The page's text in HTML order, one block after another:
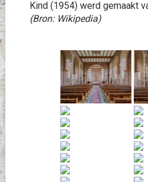
Kind (1954) werd gemaakt
(Bron: Wikipedia)